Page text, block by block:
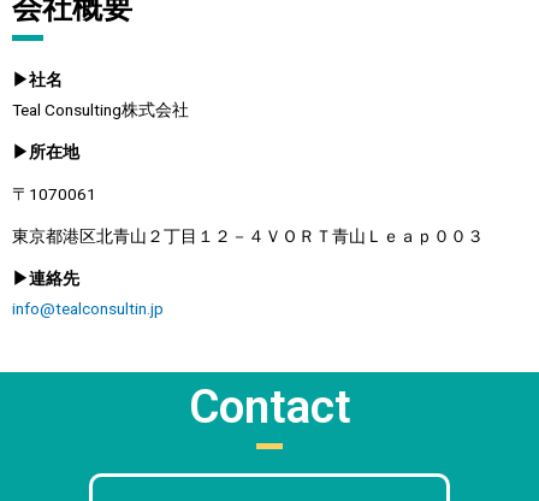
会社概要
▶︎社名
Teal Consulting株式会社
▶︎所在地
〒1070061
東京都港区北青山２丁目１２－４ＶＯＲＴ青山Ｌｅａｐ００３
▶︎連絡先
info@tealconsultin.jp
Contact